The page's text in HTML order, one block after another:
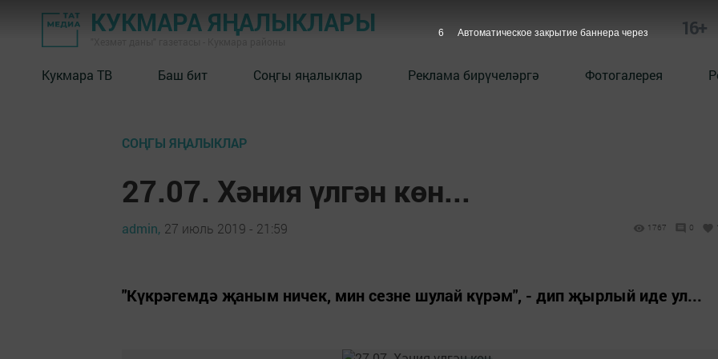
КУКМАРА ЯҢАЛЫКЛАРЫ 16+
Кукмара ТВ Баш бит Соңгы яңалыклар Реклама бирүчеләргә Фотогалерея
СОҢГЫ ЯҢАЛЫКЛАР
27.07. Хәния үлгән көн...
admin, 27 июль 2019 - 21:59 1767 0
"Күкрәгемдә җаным ничек, мин сезне шулай күрәм", - дип җырлый иде ул...
5 Автоматическое закрытие баннера через